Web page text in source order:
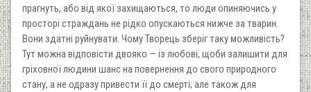
прагнуть, або від якої захищаються, то люди опиняючись у
просторі страждань не рідко опускаються нижче за тварин.
Вони здатні руйнувати. Чому Творець зберіг таку можливість?
Тут можна відповісти двояко — із любові, щоби залишити для
гріховної людини шанс на повернення до свого природного
стану, а не одразу привести її до смерті; але також для